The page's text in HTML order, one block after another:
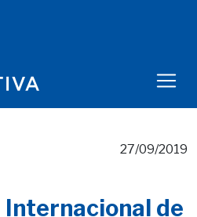
27/09/2019
Internacional de